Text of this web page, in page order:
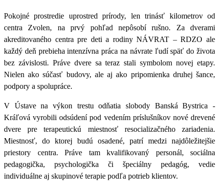
Pokojné prostredie uprostred prírody, len trinásť kilometrov od
centra Zvolen, na prvý pohľad nepôsobí rušno. Za dverami
akreditovaného centra pre deti a rodiny NÁVRAT – RDZO ale
každý deň prebieha intenzívna práca na návrate ľudí späť do života
bez závislosti. Práve dvere sa teraz stali symbolom novej etapy.
Nielen ako súčasť budovy, ale aj ako pripomienka druhej šance,
podpory a spolupráce.
V Ústave na výkon trestu odňatia slobody Banská Bystrica -
Kráľová vyrobili odsúdení pod vedením príslušníkov nové drevené
dvere pre terapeutickú miestnosť resocializačného zariadenia.
Miestnosť, do ktorej budú osadené, patrí medzi najdôležitejšie
priestory centra. Práve tam kvalifikovaný personál, sociálna
pedagogička, psychologička či špeciálny pedagóg, vedie
individuálne aj skupinové terapie podľa potrieb klientov.